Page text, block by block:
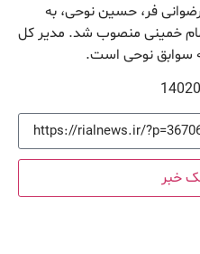
فر، حسین نوحی، به
خمینی منصوب شد. مدیر کل
سوابق نوحی است.
خبر